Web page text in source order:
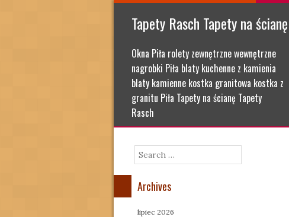
Tapety Rasch Tapety na
Okna Piła rolety zewnętrzne wewnętrzne
nagrobki Piła blaty kuchenne z kamienia
blaty kamienne kostka granitowa kostka z
granitu Piła Tapety na ścianę Tapety
Rasch
Search
Archives
lipiec 2026